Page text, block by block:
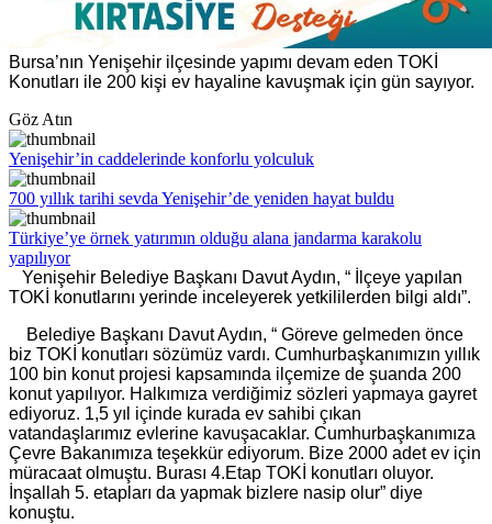
Bursa’nın Yenişehir ilçesinde yapımı devam eden TOKİ
Konutları ile 200 kişi ev hayaline kavuşmak için gün sayıyor.
Göz Atın
Yenişehir’in caddelerinde konforlu yolculuk
700 yıllık tarihi sevda Yenişehir’de yeniden hayat buldu
Türkiye’ye örnek yatırımın olduğu alana jandarma karakolu
yapılıyor
Yenişehir Belediye Başkanı Davut Aydın, “ İlçeye yapılan
TOKİ konutlarını yerinde inceleyerek yetkililerden bilgi aldı”.
Belediye Başkanı Davut Aydın, “ Göreve gelmeden önce
biz TOKİ konutları sözümüz vardı. Cumhurbaşkanımızın yıllık
100 bin konut projesi kapsamında ilçemize de şuanda 200
konut yapılıyor. Halkımıza verdiğimiz sözleri yapmaya gayret
ediyoruz. 1,5 yıl içinde kurada ev sahibi çıkan
vatandaşlarımız evlerine kavuşacaklar. Cumhurbaşkanımıza
Çevre Bakanımıza teşekkür ediyorum. Bize 2000 adet ev için
müracaat olmuştu. Burası 4.Etap TOKİ konutları oluyor.
İnşallah 5. etapları da yapmak bizlere nasip olur” diye
konuştu.